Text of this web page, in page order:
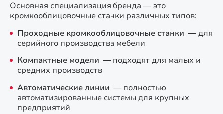
Основная специализация бренда — это
кромкооблицовочные станки различных типов:
Проходные кромкооблицовочные станки — для
серийного производства мебели
Компактные модели — подходят для малых и
средних производств
Автоматические линии — полностью
автоматизированные системы для крупных
предприятий